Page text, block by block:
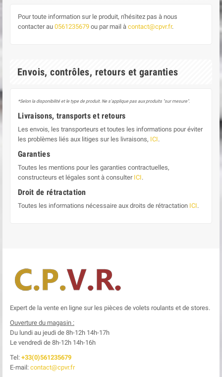
Pour toute information sur le produit, n'hésitez pas à nous
contacter au 0561235679 ou par mail à contact@cpvr.fr.
Envois, contrôles, retours et garanties
*Selon la disponibilité et le type de produit. Ne s'applique pas aux produits "sur mesure".
Livraisons, transports et retours
Les envois, les transporteurs et toutes les informations pour éviter
les problèmes liés aux litiges sur les livraisons, ICI.
Garanties
Toutes les mentions pour les garanties contractuelles,
constructeurs et légales sont à consulter ICI.
Droit de rétractation
Toutes les informations nécessaire aux droits de rétractation ICI.
Expert de la vente en ligne sur les pièces de volets roulants et de stores.
Ouverture du magasin :
Du lundi au jeudi de 8h-12h 14h-17h
Le vendredi de 8h-12h 14h-16h
Tel: +33(0)561235679
E-mail: contact@cpvr.fr